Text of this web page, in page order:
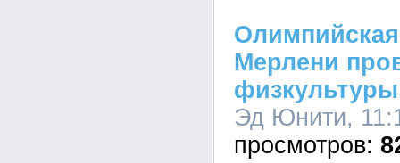
Мерлени
Эд Юнити,